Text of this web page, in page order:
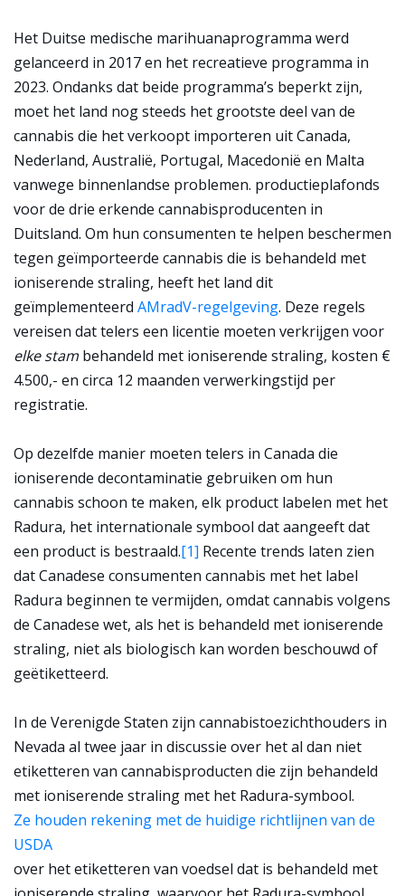
Het Duitse medische marihuanaprogramma werd
gelanceerd in 2017 en het recreatieve programma in
2023. Ondanks dat beide programma’s beperkt zijn,
moet het land nog steeds het grootste deel van de
cannabis die het verkoopt importeren uit Canada,
Nederland, Australië, Portugal, Macedonië en Malta
vanwege binnenlandse problemen. productieplafonds
voor de drie erkende cannabisproducenten in
Duitsland. Om hun consumenten te helpen beschermen
tegen geïmporteerde cannabis die is behandeld met
ioniserende straling, heeft het land dit
geïmplementeerd AMradV-regelgeving. Deze regels
vereisen dat telers een licentie moeten verkrijgen voor
elke stam behandeld met ioniserende straling, kosten €
4.500,- en circa 12 maanden verwerkingstijd per
registratie.
Op dezelfde manier moeten telers in Canada die
ioniserende decontaminatie gebruiken om hun
cannabis schoon te maken, elk product labelen met het
Radura, het internationale symbool dat aangeeft dat
een product is bestraald.[1] Recente trends laten zien
dat Canadese consumenten cannabis met het label
Radura beginnen te vermijden, omdat cannabis volgens
de Canadese wet, als het is behandeld met ioniserende
straling, niet als biologisch kan worden beschouwd of
geëtiketteerd.
In de Verenigde Staten zijn cannabistoezichthouders in
Nevada al twee jaar in discussie over het al dan niet
etiketteren van cannabisproducten die zijn behandeld
met ioniserende straling met het Radura-symbool.
Ze houden rekening met de huidige richtlijnen van de
USDA
over het etiketteren van voedsel dat is behandeld met